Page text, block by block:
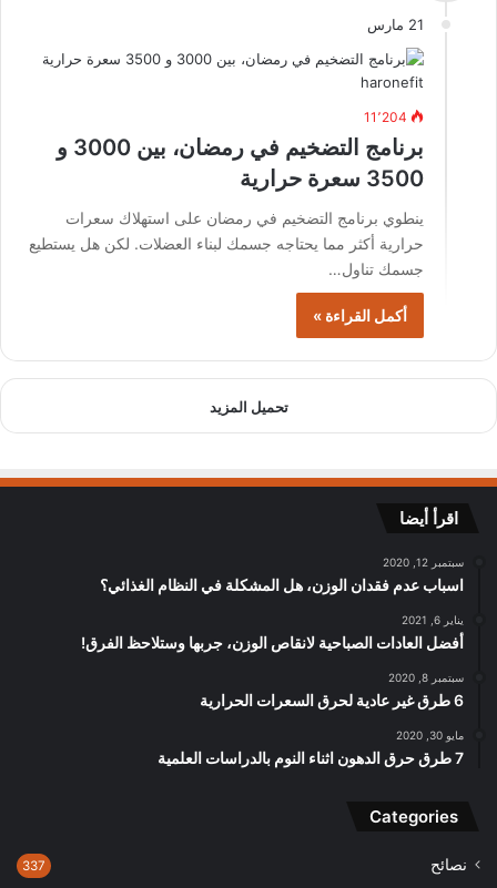
21 مارس
11٬204
برنامج التضخيم في رمضان، بين 3000 و
3500 سعرة حرارية
ينطوي برنامج التضخيم في رمضان على استهلاك سعرات
حرارية أكثر مما يحتاجه جسمك لبناء العضلات. لكن هل يستطيع
جسمك تناول…
أكمل القراءة »
تحميل المزيد
اقرأ أيضا
سبتمبر 12, 2020
اسباب عدم فقدان الوزن، هل المشكلة في النظام الغذائي؟
يناير 6, 2021
أفضل العادات الصباحية لانقاص الوزن، جربها وستلاحظ الفرق!
سبتمبر 8, 2020
6 طرق غير عادية لحرق السعرات الحرارية
مايو 30, 2020
7 طرق حرق الدهون اثناء النوم بالدراسات العلمية
Categories
نصائح 337